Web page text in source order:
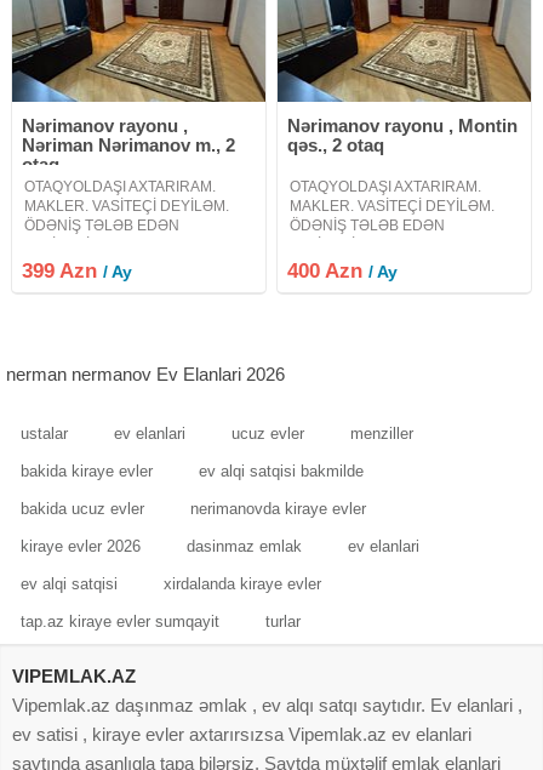
Nərimanov rayonu ,
Nəriman Nərimanov m., 2
otaq
OTAQYOLDAŞI AXTARIRAM.
MAKLER. VASİTEÇİ DEYİLƏM.
ÖDƏNİŞ TƏLƏB EDƏN
ETMƏSİN. Evdə bir mən
yaşayıram otaq yoldaşı axtarıram
399 Azn/ Ay
Nərimanov rayonu , Montin
qəs., 2 otaq
OTAQYOLDAŞI AXTARIRAM.
MAKLER. VASİTEÇİ DEYİLƏM.
ÖDƏNİŞ TƏLƏB EDƏN
ETMƏSİN. Evdə bir mən
yaşayıram otaq yoldaşı axtarıram
400 Azn/ Ay
nerman nermanov Ev Elanlari 2026
ustalar ev elanlari ucuz evler menziller
bakida kiraye evler ev alqi satqisi bakmilde
bakida ucuz evler nerimanovda kiraye evler
kiraye evler 2026 dasinmaz emlak ev elanlari
ev alqi satqisi xirdalanda kiraye evler
tap.az kiraye evler sumqayit turlar
VIPEMLAK.AZ
Vipemlak.az daşınmaz əmlak , ev alqı satqı saytıdır. Ev elanlari ,
ev satisi , kiraye evler axtarırsızsa Vipemlak.az ev elanlari
saytında asanlıqla tapa bilərsiz. Saytda müxtəlif emlak elanlari